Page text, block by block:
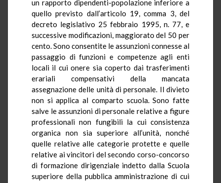
un rapporto dipendenti-popolazione inferiore a
quello previsto dall’articolo 19, comma 3, del
decreto legislativo 25 febbraio 1995, n. 77, e
successive modificazioni, maggiorato del 50 per
cento. Sono consentite le assunzioni connesse al
passaggio di funzioni e competenze agli enti
locali il cui onere sia coperto dai trasferimenti
erariali compensativi della mancata
assegnazione delle unità di personale. Il divieto
non si applica al comparto scuola. Sono fatte
salve le assunzioni di personale relative a figure
professionali non fungibili la cui consistenza
organica non sia superiore all’unità, nonché
quelle relative alle categorie protette e quelle
relative ai vincitori del secondo corso-concorso
di formazione dirigenziale indetto dalla Scuola
superiore della pubblica amministrazione di cui